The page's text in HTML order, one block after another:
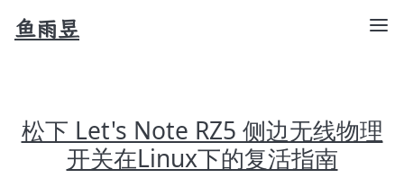
鱼雨昱
松下 Let's Note RZ5 侧边无线物理
开关在Linux下的复活指南